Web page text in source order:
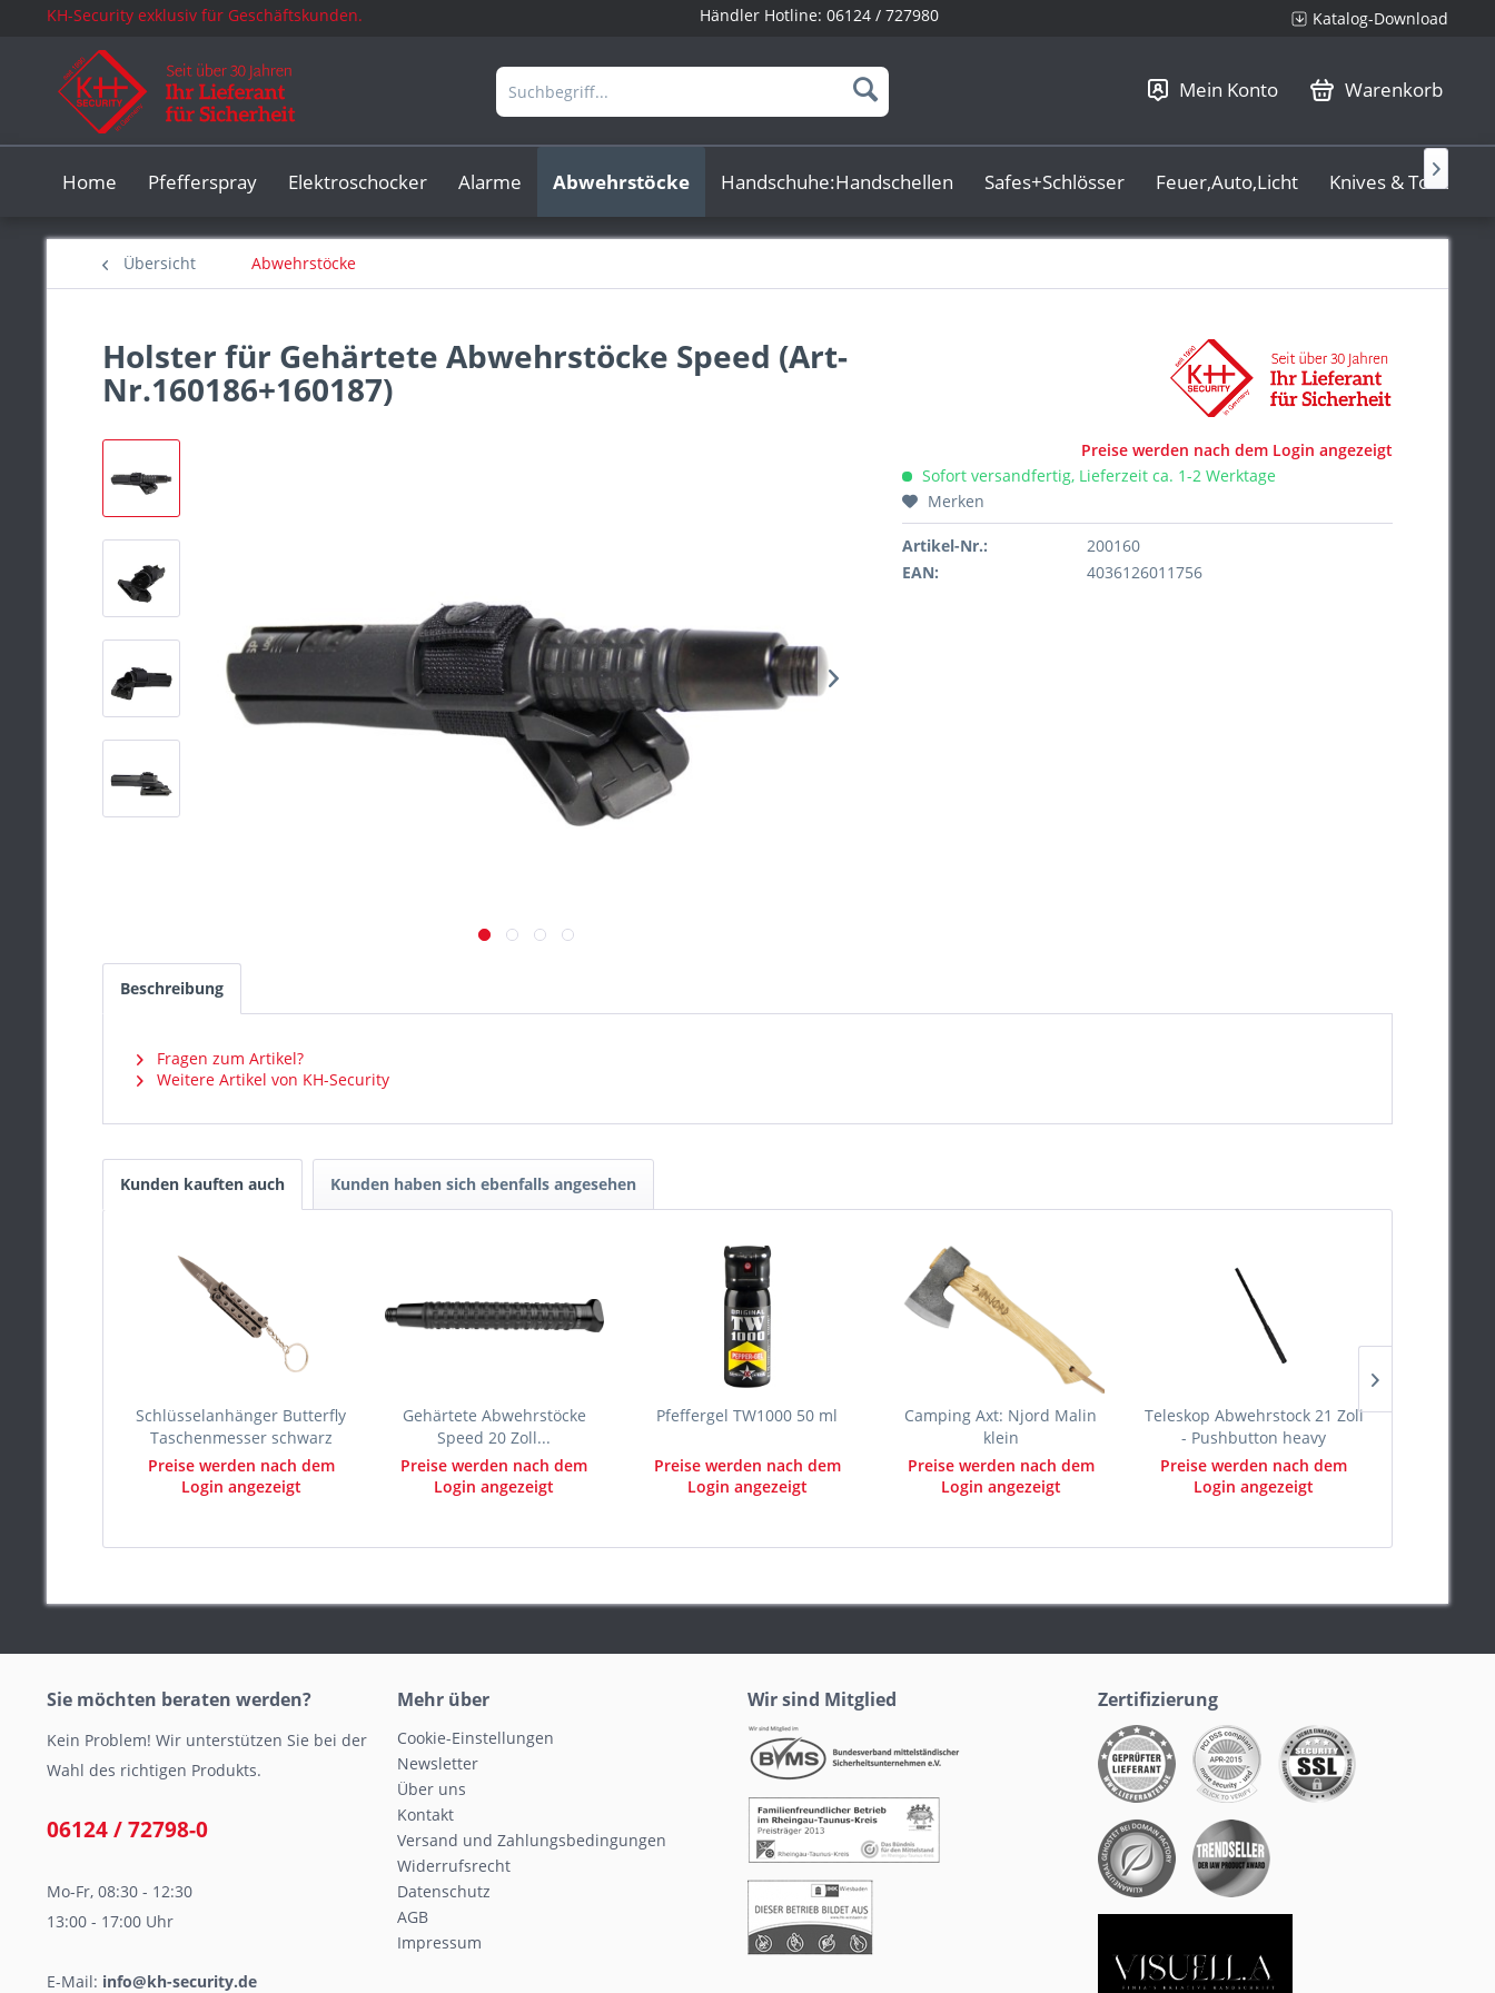
KH-Security exklusiv für Geschäftskunden. Händler Hotline: 06124 / 727980 Katalog-Download
Mein Konto Warenkorb
Home Pfefferspray Elektroschocker Alarme Abwehrstöcke Handschuhe:Handschellen Safes+Schlösser Feuer,Auto,Licht Knives & Tools

Übersicht Abwehrstöcke
Holster für Gehärtete Abwehrstöcke Speed (Art-
Nr.160186+160187)
Preise werden nach dem Login angezeigt
Sofort versandfertig, Lieferzeit ca. 1-2 Werktage
Merken
Artikel-Nr.:
200160
EAN:
4036126011756
Beschreibung
Fragen zum Artikel?
Weitere Artikel von KH-Security
Kunden kauften auch Kunden haben sich ebenfalls angesehen
Schlüsselanhänger Butterfly
Taschenmesser schwarz
Preise werden nach dem
Login angezeigt
Gehärtete Abwehrstöcke
Speed 20 Zoll...
Preise werden nach dem
Login angezeigt
Pfeffergel TW1000 50 ml
Preise werden nach dem
Login angezeigt
Camping Axt: Njord Malin
klein
Preise werden nach dem
Login angezeigt
Teleskop Abwehrstock 21 Zoll
- Pushbutton heavy
Preise werden nach dem
Login angezeigt
Sie möchten beraten werden?
Kein Problem! Wir unterstützen Sie bei der
Wahl des richtigen Produkts.
06124 / 72798-0
Mo-Fr, 08:30 - 12:30
13:00 - 17:00 Uhr
E-Mail: info@kh-security.de
Mehr über
Cookie-Einstellungen
Newsletter
Über uns
Kontakt
Versand und Zahlungsbedingungen
Widerrufsrecht
Datenschutz
AGB
Impressum
Wir sind Mitglied Zertifizierung